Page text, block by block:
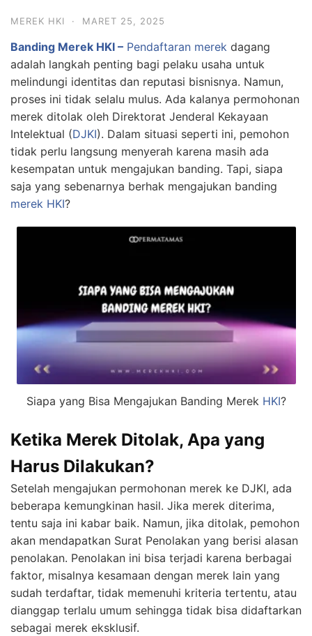
MEREK HKI · MARET 25, 2025
Banding Merek HKI – Pendaftaran merek dagang
adalah langkah penting bagi pelaku usaha untuk
melindungi identitas dan reputasi bisnisnya. Namun,
proses ini tidak selalu mulus. Ada kalanya permohonan
merek ditolak oleh Direktorat Jenderal Kekayaan
Intelektual (DJKI). Dalam situasi seperti ini, pemohon
tidak perlu langsung menyerah karena masih ada
kesempatan untuk mengajukan banding. Tapi, siapa
saja yang sebenarnya berhak mengajukan banding
merek HKI?
Siapa yang Bisa Mengajukan Banding Merek HKI?
Ketika Merek Ditolak, Apa yang
Harus Dilakukan?
Setelah mengajukan permohonan merek ke DJKI, ada
beberapa kemungkinan hasil. Jika merek diterima,
tentu saja ini kabar baik. Namun, jika ditolak, pemohon
akan mendapatkan Surat Penolakan yang berisi alasan
penolakan. Penolakan ini bisa terjadi karena berbagai
faktor, misalnya kesamaan dengan merek lain yang
sudah terdaftar, tidak memenuhi kriteria tertentu, atau
dianggap terlalu umum sehingga tidak bisa didaftarkan
sebagai merek eksklusif.